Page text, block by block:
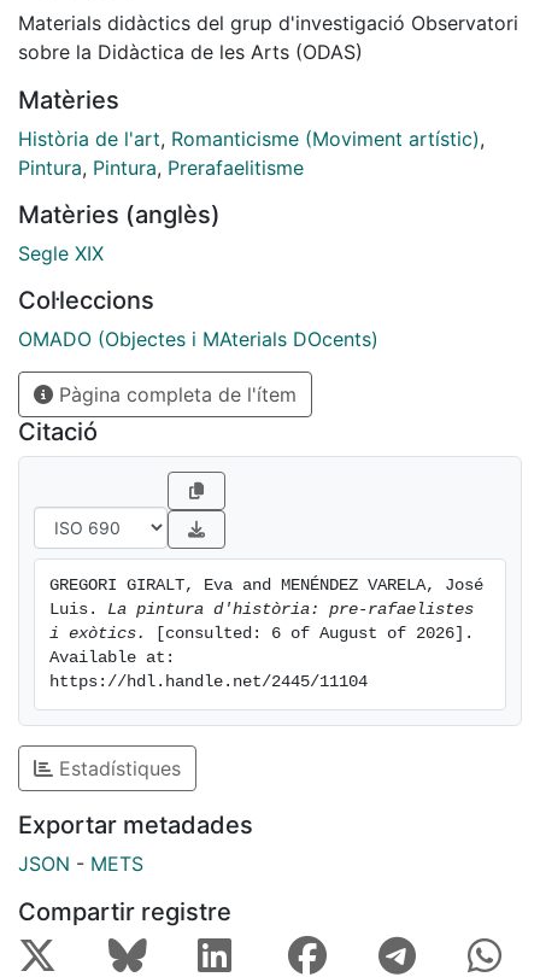
Materials didàctics del grup d'investigació Observatori
sobre la Didàctica de les Arts (ODAS)
Matèries
Història de l'art, Romanticisme (Moviment artístic),
Pintura, Pintura, Prerafaelitisme
Matèries (anglès)
Segle XIX
Col·leccions
OMADO (Objectes i MAterials DOcents)
Pàgina completa de l'ítem
Citació
GREGORI GIRALT, Eva and MENÉNDEZ VARELA, José
Luis. La pintura d'història: pre-rafaelistes
i exòtics.
[consulted: 6 of August of 2026].
Available at:
https://hdl.handle.net/2445/11104
Estadístiques
Exportar metadades
JSON - METS
Compartir registre